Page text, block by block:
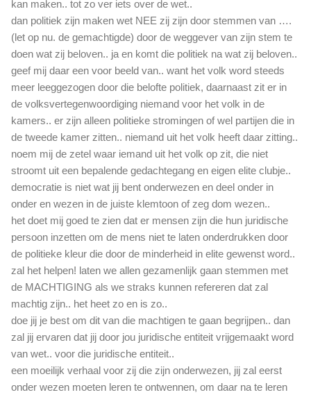
kan maken.. tot zo ver iets over de wet..
dan politiek zijn maken wet NEE zij zijn door stemmen van ….
(let op nu. de gemachtigde) door de weggever van zijn stem te
doen wat zij beloven.. ja en komt die politiek na wat zij beloven..
geef mij daar een voor beeld van.. want het volk word steeds
meer leeggezogen door die belofte politiek, daarnaast zit er in
de volksvertegenwoordiging niemand voor het volk in de
kamers.. er zijn alleen politieke stromingen of wel partijen die in
de tweede kamer zitten.. niemand uit het volk heeft daar zitting..
noem mij de zetel waar iemand uit het volk op zit, die niet
stroomt uit een bepalende gedachtegang en eigen elite clubje..
democratie is niet wat jij bent onderwezen en deel onder in
onder en wezen in de juiste klemtoon of zeg dom wezen..
het doet mij goed te zien dat er mensen zijn die hun juridische
persoon inzetten om de mens niet te laten onderdrukken door
de politieke kleur die door de minderheid in elite gewenst word..
zal het helpen! laten we allen gezamenlijk gaan stemmen met
de MACHTIGING als we straks kunnen refereren dat zal
machtig zijn.. het heet zo en is zo..
doe jij je best om dit van die machtigen te gaan begrijpen.. dan
zal jij ervaren dat jij door jou juridische entiteit vrijgemaakt word
van wet.. voor die juridische entiteit..
een moeilijk verhaal voor zij die zijn onderwezen, jij zal eerst
onder wezen moeten leren te ontwennen, om daar na te leren